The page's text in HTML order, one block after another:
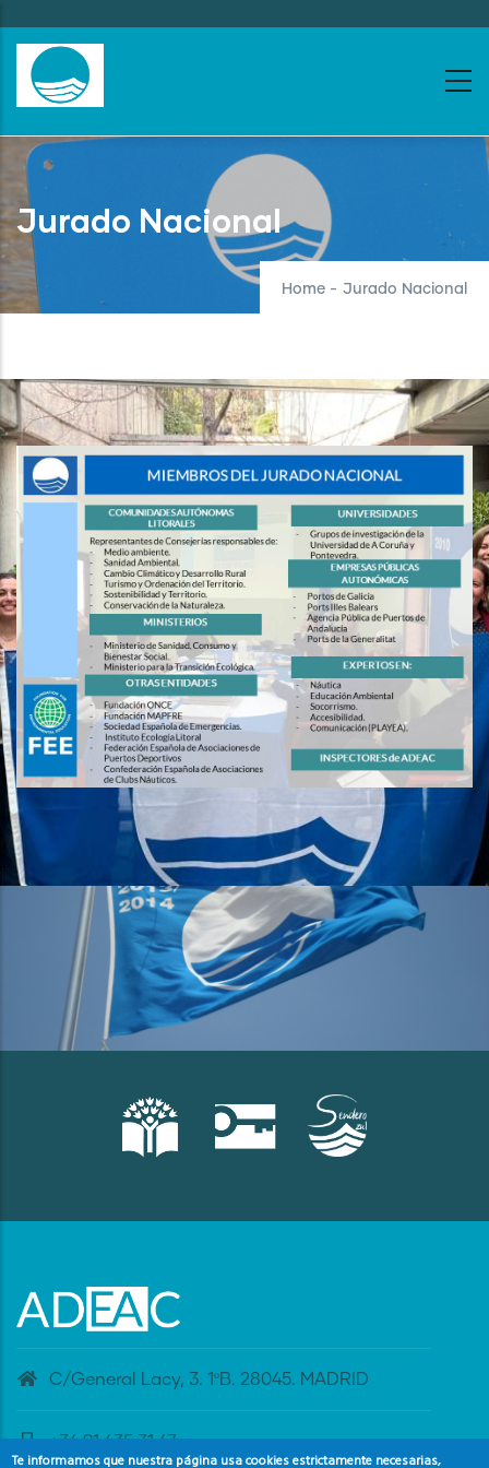
to
main
content
Jurado Nacional
Home - Jurado Nacional
C/General Lacy, 3. 1ºB. 28045. MADRID
+34 91 435 31 47
Te informamos que nuestra página usa cookies estrictamente necesarias,